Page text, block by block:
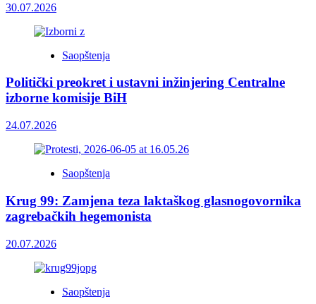
30.07.2026
Saopštenja
Politički preokret i ustavni inžinjering Centralne
izborne komisije BiH
24.07.2026
Saopštenja
Krug 99: Zamjena teza laktaškog glasnogovornika
zagrebačkih hegemonista
20.07.2026
Saopštenja